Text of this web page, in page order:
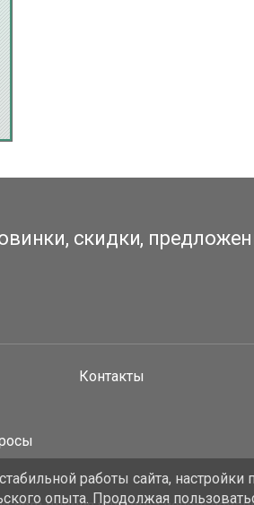
скидки,
Контакты
работы сайта, настройки
опыта. Продолжая